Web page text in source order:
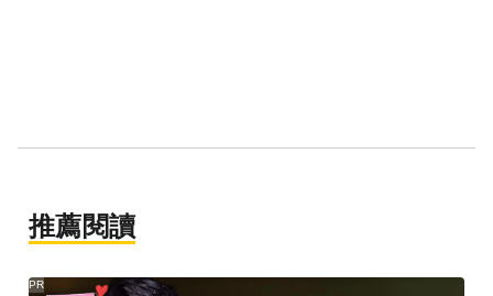
推薦閱讀
PR